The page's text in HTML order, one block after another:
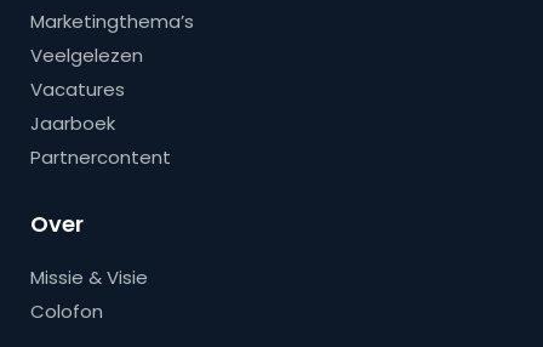
Marketingthema’s
Veelgelezen
Vacatures
Jaarboek
Partnercontent
Over
Missie & Visie
Colofon